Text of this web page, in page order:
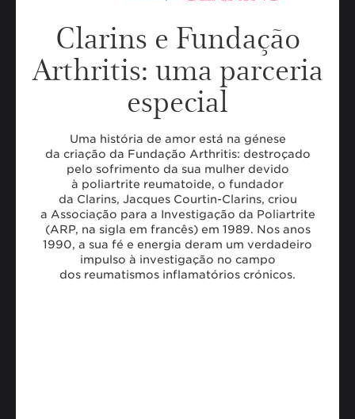
Clarins e Fundação
Arthritis: uma parceria
especial
Uma história de amor está na génese
da criação da Fundação Arthritis: destroçado
pelo sofrimento da sua mulher devido
à poliartrite reumatoide, o fundador
da Clarins, Jacques Courtin-Clarins, criou
a Associação para a Investigação da Poliartrite
(ARP, na sigla em francês) em 1989. Nos anos
1990, a sua fé e energia deram um verdadeiro
impulso à investigação no campo
dos reumatismos inflamatórios crónicos.